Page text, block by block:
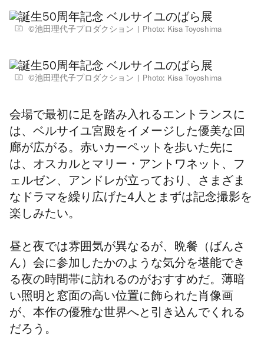
©池田理代子プロダクション Photo: Kisa Toyoshima
©池田理代子プロダクション Photo: Kisa Toyoshima
会場で最初に足を踏み入れるエントランスに
は、ベルサイユ宮殿をイメージした優美な回
廊が広がる。赤いカーペットを歩いた先に
は、オスカルとマリー・アントワネット、フ
ェルゼン、アンドレが立っており、さまざま
なドラマを繰り広げた4人とまずは記念撮影を
楽しみたい。
昼と夜では雰囲気が異なるが、晩餐（ばんさ
ん）会に参加したかのような気分を堪能でき
る夜の時間帯に訪れるのがおすすめだ。薄暗
い照明と窓面の高い位置に飾られた肖像画
が、本作の優雅な世界へと引き込んでくれる
だろう。